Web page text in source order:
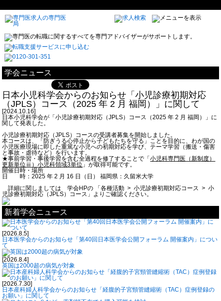
学会ニュース
日本小児科学会からのお知らせ「小児診療初期対応
（JPLS）コース（2025 年 2 月 福岡）」に関して
[2024.10.16]
日本小児科学会が「小児診療初期対応（JPLS）コース（2025 年 2 月 福岡）」に
関して発表した。
小児診療初期対応（JPLS）コースの受講者募集を開始しました。
本コースは、「防ぎうる心停止から子どもたちを守る」ことを目的に、わが国の
小児医療現場に即した重篤な小児への初期対応を学び、テーマ学習（搬送・傷害
と事故・虐待など）を行います。
★事前学習・事後学習を含む全過程を修了することで「小児科専門医（新制度）
更新単位ⅲ）小児科領域3単位 」が取得可能です。
開催日時・場所
日 時：2025 年 2 月 16 日（日） 福岡県：久留米大学
詳細に関しましては 学会HPの
「各種活動 > 小児診療初期対応コース > 小
児診療初期対応（JPLS）コース」よりご確認ください。
新着学会ニュース
[2026.8.5]
日本医学会からのお知らせ「第40回日本医学会公開フォーラム 開催案内」につい
て
[2026.8.4]
英国は2000超の病気が対象
[2026.7.30]
日本産科婦人科学会からのお知らせ「経腹的子宮頸管縫縮術（TAC）症例登録の
お願い」に関して